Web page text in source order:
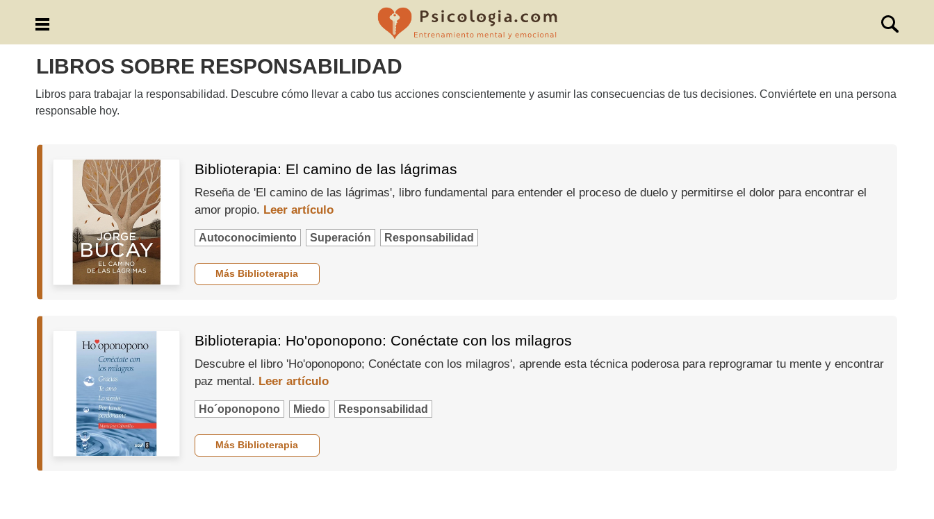
LIBROS SOBRE RESPONSABILIDAD
Libros para trabajar la responsabilidad. Descubre cómo llevar a cabo tus acciones conscientemente y asumir las consecuencias de tus decisiones. Conviértete en una persona
responsable hoy.
Biblioterapia: El camino de las lágrimas
Reseña de 'El camino de las lágrimas', libro fundamental para entender el proceso de duelo y permitirse el dolor para encontrar el
amor propio. Leer artículo
Autoconocimiento Superación Responsabilidad
Más Biblioterapia
Biblioterapia: Ho'oponopono: Conéctate con los milagros
Descubre el libro 'Ho'oponopono; Conéctate con los milagros', aprende esta técnica poderosa para reprogramar tu mente y encontrar
paz mental. Leer artículo
Ho´oponopono Miedo Responsabilidad
Más Biblioterapia